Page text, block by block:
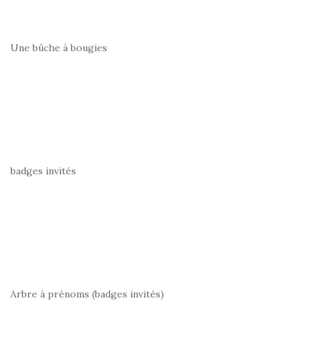
Une bûche à bougies
badges invités
Arbre à prénoms (badges invités)